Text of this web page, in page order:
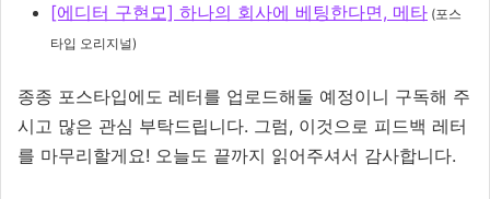
[에디터 구현모] 하나의 회사에 베팅한다면, 메타 (포스
타입 오리지널)
종종 포스타입에도 레터를 업로드해둘 예정이니 구독해 주
시고 많은 관심 부탁드립니다. 그럼, 이것으로 피드백 레터
를 마무리할게요! 오늘도 끝까지 읽어주셔서 감사합니다.